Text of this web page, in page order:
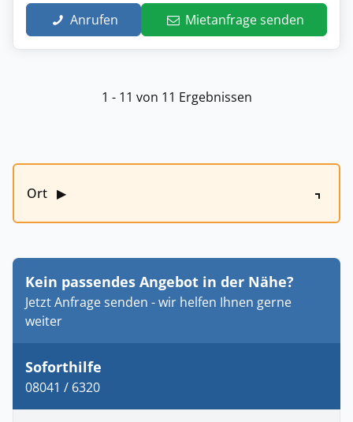
Anrufen Mietanfrage senden
1 - 11 von 11 Ergebnissen
Ort ▶
Kein passendes Angebot in der Nähe?
Jetzt Anfrage senden - wir helfen Ihnen gerne
weiter
Soforthilfe
08041 / 6320